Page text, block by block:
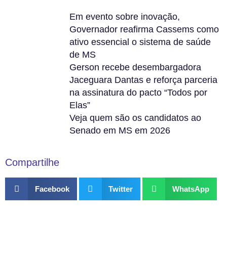
Em evento sobre inovação,
Governador reafirma Cassems como
ativo essencial o sistema de saúde
de MS
Gerson recebe desembargadora
Jaceguara Dantas e reforça parceria
na assinatura do pacto “Todos por
Elas”
Veja quem são os candidatos ao
Senado em MS em 2026
Compartilhe
Facebook Twitter WhatsApp